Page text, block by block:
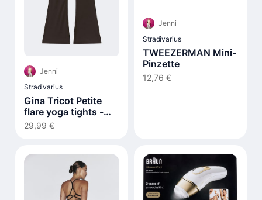
Jenni
Stradivarius
Gina Tricot Petite
flare yoga tights -
Braun
29,99 €
Jenni
Stradivarius
TWEEZERMAN Mini-
Pinzette
12,76 €